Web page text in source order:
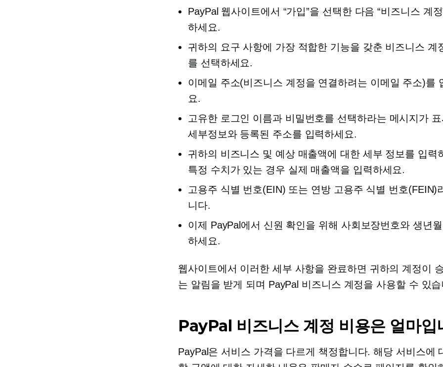
PayPal 웹사이트에서 “가입”을 선택한 다음 “비즈니스 계
하세요.
귀하의 요구 사항에 가장 적합한 기능을 갖춘 비즈니스 계
를 선택하세요.
이메일 주소(비즈니스 계정을 연결하려는 이메일 주소)를
요.
고유한 로그인 이름과 비밀번호를 선택하라는 메시지가
세부정보와 등록된 주소를 입력하세요.
귀하의 비즈니스 및 예상 매출액에 대한 세부 정보를 입력
특정 수치가 있는 경우 실제 매출액을 입력하세요.
고용주 식별 번호(EIN) 또는 연방 고용주 식별 번호(FEIN)
니다.
이제 PayPal에서 신원 확인을 위해 사회보장번호와 생년
하세요.
웹사이트에서 이러한 세부 사항을 완료하면 귀하의 계정이
는 알림을 받게 되며 PayPal 비즈니스 계정을 사용할 수 있습
PayPal 비즈니스 계정 비용은 얼마입
PayPal은 서비스 가격을 다르게 책정합니다. 해당 서비스에